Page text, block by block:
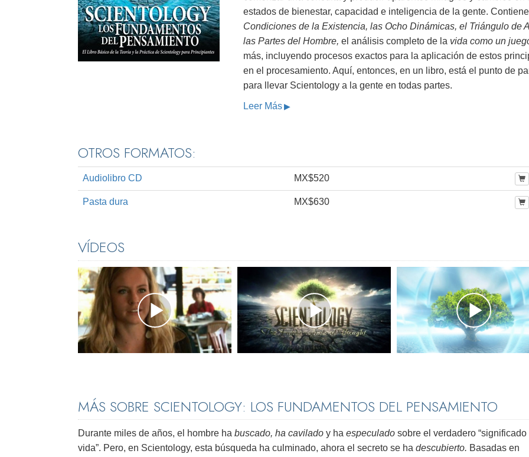
estados de bienestar, capacidad e inteligencia de la gente.
Condiciones de la Existencia, las Ocho Dinámicas, el Triángulo de
las Partes del Hombre, el análisis completo de la vida como un
más, incluyendo procesos exactos para la aplicación de estos
en el procesamiento. Aquí, entonces, en un libro, está el punto de
para llevar Scientology a la gente en todas partes.
Leer Más
OTROS FORMATOS:
Audiolibro CD MX$520
Pasta dura MX$630
VÍDEOS
MÁS SOBRE SCIENTOLOGY: LOS FUNDAMENTOS DEL PENSAMIENTO
Durante miles de años, el hombre ha buscado, ha cavilado y ha especulado sobre el verdadero “significado
vida”. Pero, en Scientology, esta búsqueda ha culminado, ahora el secreto se ha descubierto. Basadas en